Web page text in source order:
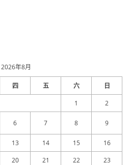
2026年8月
四 五 六 日
1 2
6 7 8 9
13 14 15
16
20 21 22
23